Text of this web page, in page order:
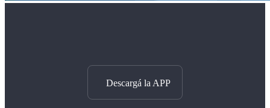
Descargá la APP